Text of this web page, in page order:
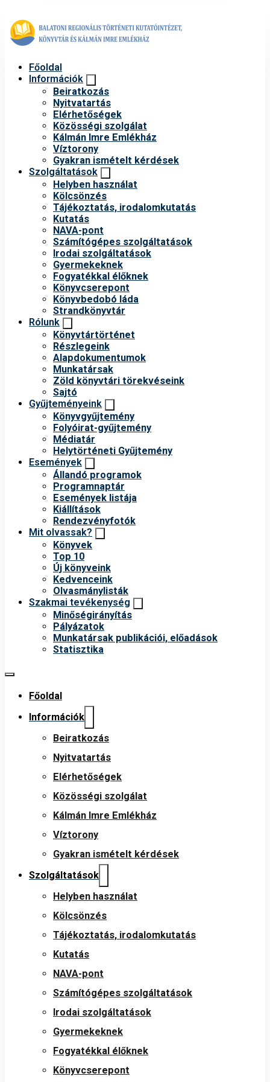
Főoldal
Információk
Beiratkozás
Nyitvatartás
Elérhetőségek
Közösségi szolgálat
Kálmán Imre Emlékház
Víztorony
Gyakran ismételt kérdések
Szolgáltatások
Helyben használat
Kölcsönzés
Tájékoztatás, irodalomkutatás
Kutatás
NAVA-pont
Számítógépes szolgáltatások
Irodai szolgáltatások
Gyermekeknek
Fogyatékkal élőknek
Könyvcserepont
Könyvbedobó láda
Strandkönyvtár
Rólunk
Könyvtártörténet
Részlegeink
Alapdokumentumok
Munkatársak
Zöld könyvtári törekvéseink
Sajtó
Gyűjteményeink
Könyvgyűjtemény
Folyóirat-gyűjtemény
Médiatár
Helytörténeti Gyűjtemény
Események
Állandó programok
Programnaptár
Események listája
Kiállítások
Rendezvényfotók
Mit olvassak?
Könyvek
Top 10
Új könyveink
Kedvenceink
Olvasmánylisták
Szakmai tevékenység
Minőségirányítás
Pályázatok
Munkatársak publikációi, előadások
Statisztika
Főoldal
Információk
Beiratkozás
Nyitvatartás
Elérhetőségek
Közösségi szolgálat
Kálmán Imre Emlékház
Víztorony
Gyakran ismételt kérdések
Szolgáltatások
Helyben használat
Kölcsönzés
Tájékoztatás, irodalomkutatás
Kutatás
NAVA-pont
Számítógépes szolgáltatások
Irodai szolgáltatások
Gyermekeknek
Fogyatékkal élőknek
Könyvcserepont